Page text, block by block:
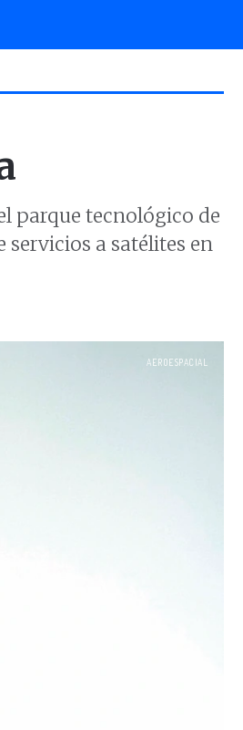
parque tecnológico de
a satélites en
AEROESPACIAL